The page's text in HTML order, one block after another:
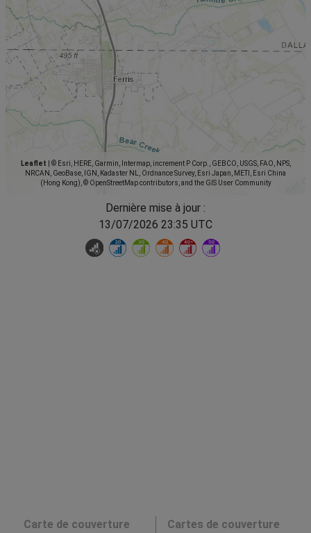
Leaflet
© Esri, HERE, Garmin, Intermap, increment P Corp., GEBCO, USGS, FAO, NPS,
NRCAN, GeoBase, IGN, Kadaster NL, Ordnance Survey, Esri Japan, METI, Esri China
(Hong Kong), © OpenStreetMap contributors, and the GIS User Community
Dernière mise à jour :
13/07/2026 23:35 UTC
Carte de couverture
Cartes de couverture